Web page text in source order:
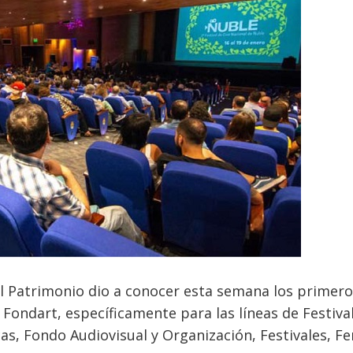
Patrimonio dio a conocer esta semana los
específicamente para las líneas de
Fondo Audiovisual y Organización, Festivales,